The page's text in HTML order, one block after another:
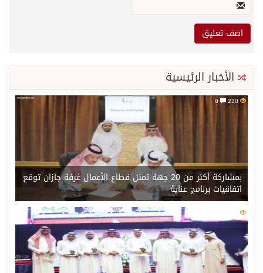
الأخبار الرئيسية
230
بمشاركة أكثر من 20 جهة تمثل قطاع الأعمال غرفة جازان توقع
اتفاقيات برنامج عناية
209